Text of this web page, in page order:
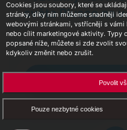
světa Plusco na
Přihlásit se k
Cookies jsou soubory, které se
stránky, díky nim můžeme snadněji
webovými stránkami, vstřícněji s
nebo cílit marketingové aktivity. Typy
popsané níže, můžete si zde zvolit
kdykoliv změnit nebo zrušit.
Pouze nezbytné cookies
Povolit